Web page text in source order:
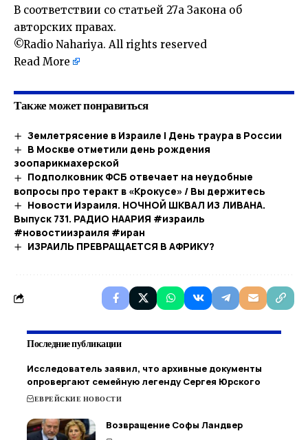
В соответствии со статьей 27a Закона об
авторских правах.
©Radio Nahariya. All rights reserved
Read More
Также может понравиться
Землетрясение в Израиле | День траура в России
В Москве отметили день рождения
зоопарикмахерской
Подполковник ФСБ отвечает на неудобные
вопросы про теракт в «Крокусе» / Вы держитесь
Новости Израиля. НОЧНОЙ ШКВАЛ ИЗ ЛИВАНА.
Выпуск 731. РАДИО НААРИЯ #израиль
#новостиизраиля #иран
ИЗРАИЛЬ ПРЕВРАЩАЕТСЯ В АФРИКУ?
Последние публикации
Исследователь заявил, что архивные документы
опровергают семейную легенду Сергея Юрского
ЕВРЕЙСКИЕ НОВОСТИ
Возвращение Софы Ландвер